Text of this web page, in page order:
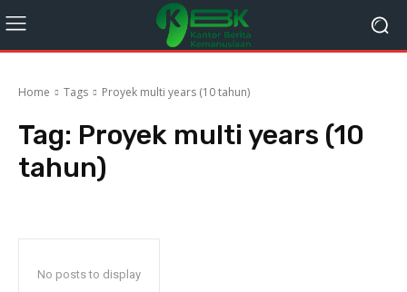
Home Tags Proyek multi years (10 tahun)
Tag: Proyek multi years (10
tahun)
No posts to display